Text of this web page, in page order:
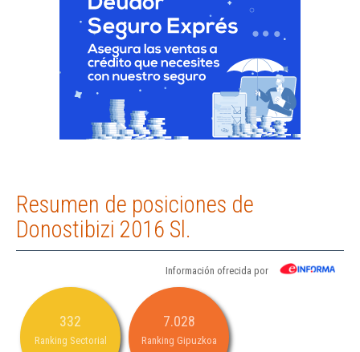
Resumen de posiciones de
Donostibizi 2016 Sl.
Información ofrecida por
332
Ranking Sectorial
7.028
Ranking Gipuzkoa